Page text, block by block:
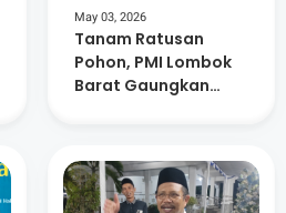
May 03, 2026
Tanam Ratusan
Pohon, PMI Lombok
Barat Gaungkan